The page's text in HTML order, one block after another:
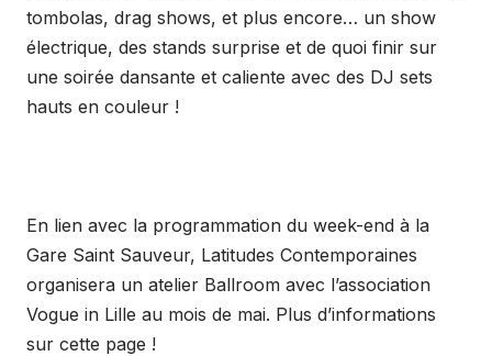
tombolas, drag shows, et plus encore… un show
électrique, des stands surprise et de quoi finir sur
une soirée dansante et caliente avec des DJ sets
hauts en couleur !
En lien avec la programmation du week-end à la
Gare Saint Sauveur, Latitudes Contemporaines
organisera un atelier Ballroom avec l’association
Vogue in Lille au mois de mai. Plus d’informations
sur cette page !